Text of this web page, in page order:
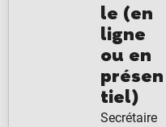
le (en
ligne
ou en
présen
tiel)
Secrétaire